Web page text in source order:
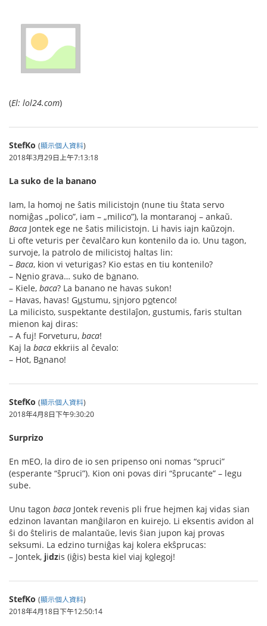
(El: lol24.com)
StefKo (顯示個人資料)
2018年3月29日上午7:13:18
La suko de la banano
Iam, la homoj ne ŝatis milicistojn (nune tiu ŝtata servo
nomiĝas „polico”, iam – „milico”), la montaranoj – ankaŭ.
Baca Jontek ege ne ŝatis milicistojn. Li havis iajn kaŭzojn.
Li ofte veturis per ĉevalĉaro kun kontenilo da io. Unu tagon,
survoje, la patrolo de milicistoj haltas lin:
– Baca, kion vi veturigas? Kio estas en tiu kontenilo?
– Nenio grava… suko de banano.
– Kiele, baca? La banano ne havas sukon!
– Havas, havas! Gustumu, sinjoro potenco!
La milicisto, suspektante destilaĵon, gustumis, faris stultan
mienon kaj diras:
– A fuj! Forveturu, baca!
Kaj la baca ekkriis al ĉevalo:
– Hot, Banano!
StefKo (顯示個人資料)
2018年4月8日下午9:30:20
Surprizo
En mEO, la diro de io sen pripenso oni nomas “spruci”
(esperante “ŝpruci”). Kion oni povas diri “ŝprucante” – legu
sube.
Unu tagon baca Jontek revenis pli frue hejmen kaj vidas sian
edzinon lavantan manĝilaron en kuirejo. Li eksentis avidon al
ŝi do ŝteliris de malantaŭe, levis ŝian jupon kaj provas
seksumi. La edzino turniĝas kaj kolera ekŝprucas:
– Jontek, jidzis (iĝis) besta kiel viaj kolegoj!
StefKo (顯示個人資料)
2018年4月18日下午12:50:14